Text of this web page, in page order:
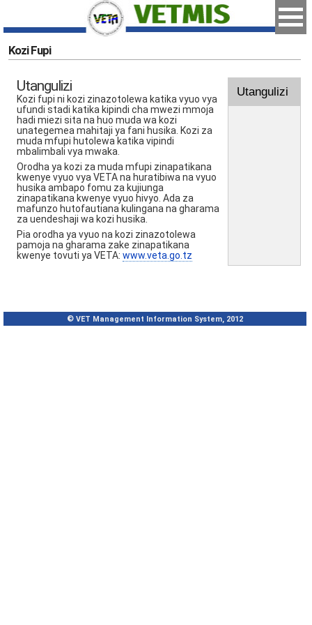
Kozi Fupi
Utangulizi
Kozi fupi ni kozi zinazotolewa katika vyuo vya
ufundi stadi katika kipindi cha mwezi mmoja
hadi miezi sita na huo muda wa kozi
unategemea mahitaji ya fani husika. Kozi za
muda mfupi hutolewa katika vipindi
mbalimbali vya mwaka.
Orodha ya kozi za muda mfupi zinapatikana
kwenye vyuo vya VETA na huratibiwa na vyuo
husika ambapo fomu za kujiunga
zinapatikana kwenye vyuo hivyo. Ada za
mafunzo hutofautiana kulingana na gharama
za uendeshaji wa kozi husika.
Pia orodha ya vyuo na kozi zinazotolewa
pamoja na gharama zake zinapatikana
kwenye tovuti ya VETA: www.veta.go.tz
Utangulizi
© VET Management Information System, 2012